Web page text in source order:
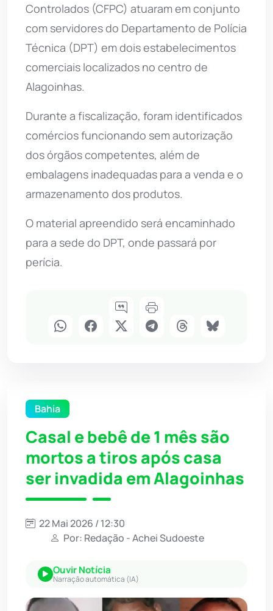
Controlados (CFPC) atuaram em conjunto
com servidores do Departamento de Polícia
Técnica (DPT) em dois estabelecimentos
comerciais localizados no centro de
Alagoinhas.
Durante a fiscalização, foram identificados
comércios funcionando sem autorização
dos órgãos competentes, além de
embalagens inadequadas para a venda e o
armazenamento dos produtos.
O material apreendido será encaminhado
para a sede do DPT, onde passará por
perícia.
Bahia
Casal e bebê de 1 mês são
mortos a tiros após casa
ser invadida em Alagoinhas
22 Mai 2026 / 12:30
Por: Redação - Achei Sudoeste
Ouvir Notícia
Narração automática (IA)